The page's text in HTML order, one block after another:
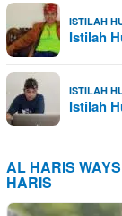
ISTILAH
Istilah
ISTILAH
Istilah
AL HARIS
HARIS